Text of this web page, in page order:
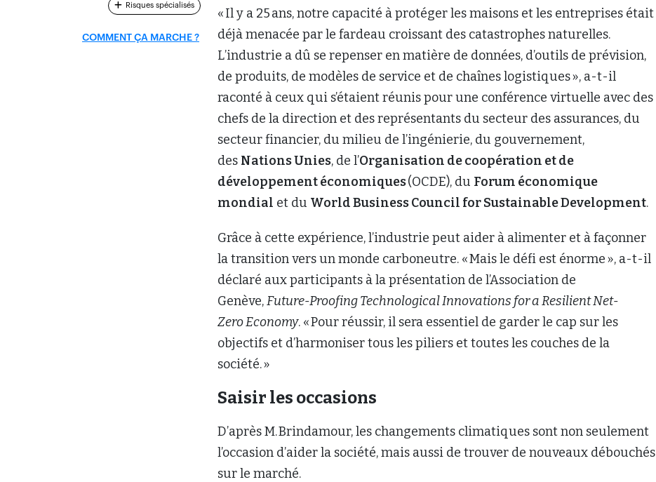
« Il y a 25 ans, notre capacité à protéger les maisons et les entreprises était
déjà menacée par le fardeau croissant des catastrophes naturelles.
L’industrie a dû se repenser en matière de données, d’outils de prévision,
de produits, de modèles de service et de chaînes logistiques », a-t-il
raconté à ceux qui s’étaient réunis pour une conférence virtuelle avec des
chefs de la direction et des représentants du secteur des assurances, du
secteur financier, du milieu de l’ingénierie, du gouvernement,
des Nations Unies, de l’Organisation de coopération et de
développement économiques(OCDE), du Forum économique
mondial et du World Business Council for Sustainable Development.
Grâce à cette expérience, l’industrie peut aider à alimenter et à façonner
la transition vers un monde carboneutre. « Mais le défi est énorme », a-t-il
déclaré aux participants à la présentation de l’Association de
Genève,Future-Proofing Technological Innovations for a Resilient Net-
Zero Economy. « Pour réussir, il sera essentiel de garder le cap sur les
objectifs et d’harmoniser tous les piliers et toutes les couches de la
société. »
Saisir les occasions
D’après M. Brindamour, les changements climatiques sont non seulement
l’occasion d’aider la société, mais aussi de trouver de nouveaux débouchés
sur le marché.
Risques spécialisés
COMMENT ÇA MARCHE ?